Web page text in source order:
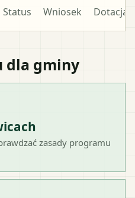
Status Wniosek Dotacja
dla gminy
zasady programu